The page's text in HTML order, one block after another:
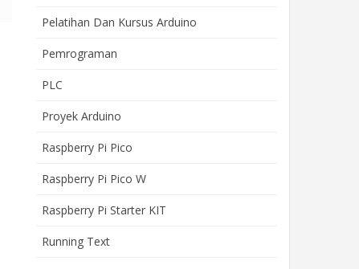
Pelatihan Dan Kursus Arduino
Pemrograman
PLC
Proyek Arduino
Raspberry Pi Pico
Raspberry Pi Pico W
Raspberry Pi Starter KIT
Running Text